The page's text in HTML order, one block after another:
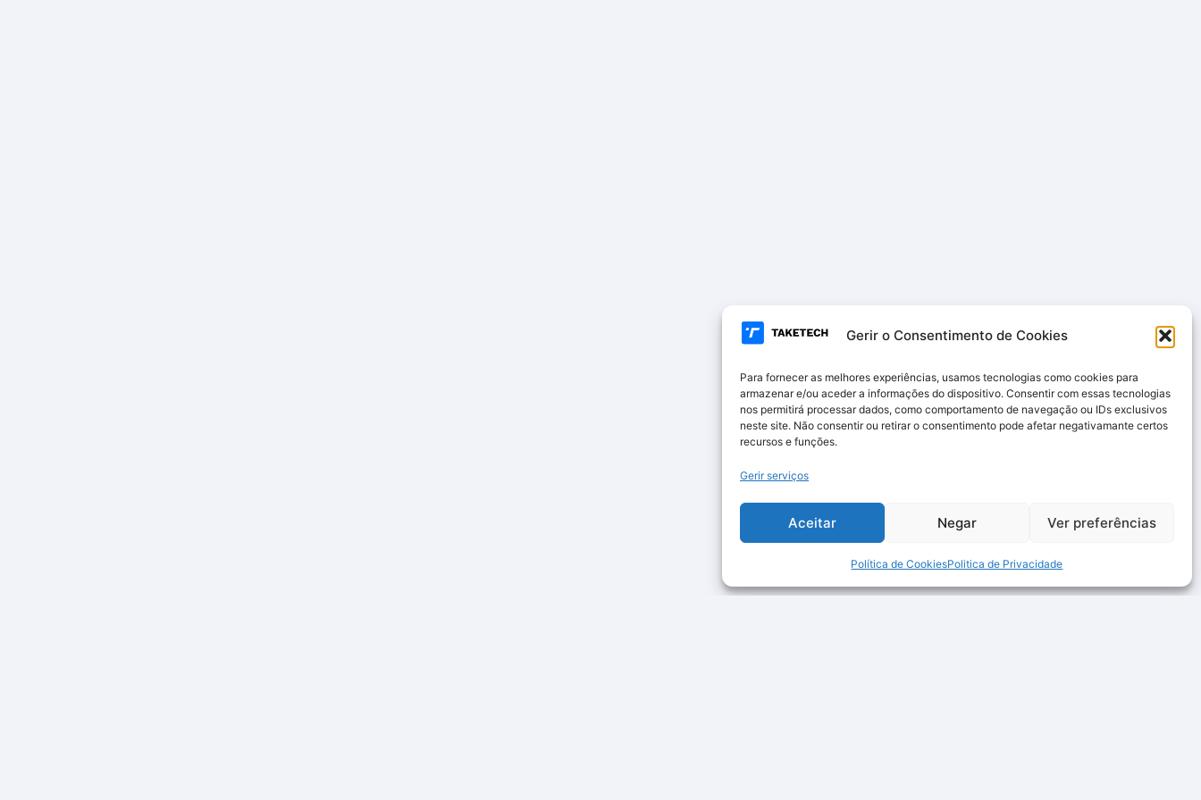
Gerir o Consentimento de Cookies
Para fornecer as melhores experiências, usamos tecnologias como cookies para
armazenar e/ou aceder a informações do dispositivo. Consentir com essas tecnologias
nos permitirá processar dados, como comportamento de navegação ou IDs exclusivos
neste site. Não consentir ou retirar o consentimento pode afetar negativamante certos
recursos e funções.
Gerir serviços
Aceitar Negar Ver preferências
Política de CookiesPolitica de Privacidade